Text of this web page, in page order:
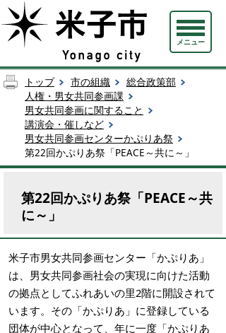
メニュー
トップ 市の組織
総合政策部
人権・男女共同参画課
男女共同参画に関すること
講演会・催しなど
男女共同参画センターかぷりあ祭
第22回かぷりあ祭「PEACE～共に～」
第22回かぷりあ祭「PEACE～共
に～」
米子市男女共同参画センター「かぷりあ」
は、男女共同参画社会の実現に向けた活動
の拠点としてふれあいの里2階に開設されて
います。その「かぷりあ」に登録している
団体が中心となって、年に一度「かぷりあ